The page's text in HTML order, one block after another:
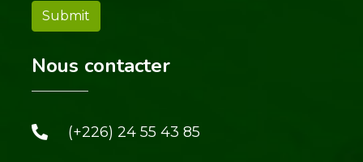
Nous contacter
(+226) 24 55 43 85